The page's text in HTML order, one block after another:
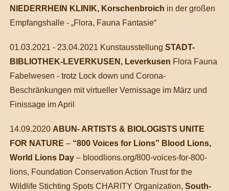
NIEDERRHEIN KLINIK, Korschenbroich in der großen
Empfangshalle - „Flora, Fauna Fantasie“
01.03.2021 - 23.04.2021 Kunstausstellung STADT-
BIBLIOTHEK-LEVERKUSEN, Leverkusen Flora Fauna
Fabelwesen - trotz Lock down und Corona-
Beschränkungen mit virtueller Vernissage im März und
Finissage im April
14.09.2020 ABUN- ARTISTS & BIOLOGISTS UNITE
FOR NATURE – “800 Voices for Lions” Blood Lions,
World Lions Day – bloodlions.org/800-voices-for-800-
lions, Foundation Conservation Action Trust for the
Wildlife Stichting Spots CHARITY Organization, South-